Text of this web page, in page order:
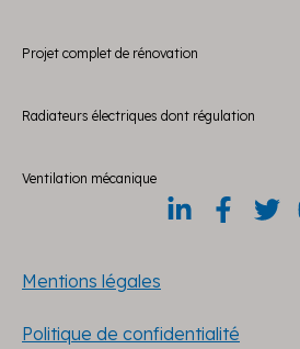
Projet complet de rénovation
Radiateurs électriques dont régulation
Ventilation mécanique
Mentions légales
Politique de confidentialité